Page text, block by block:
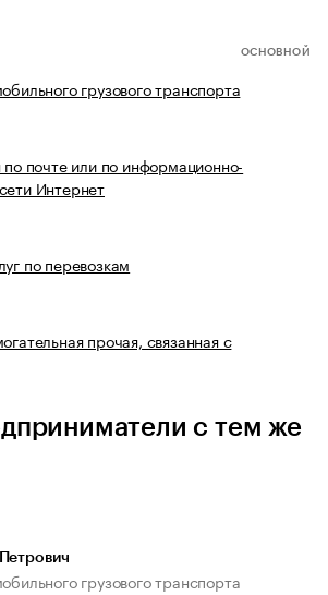
ОСНОВНОЙ
грузового транспорта
по почте или по информационно-
Интернет
по перевозкам
прочая, связанная с
с тем же
грузового транспорта